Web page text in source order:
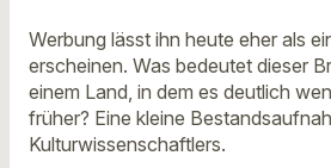
Werbung lässt ihn heute eher als
erscheinen. Was bedeutet dieser
einem Land, in dem es deutlich
früher? Eine kleine
Kulturwissenschaftlers.